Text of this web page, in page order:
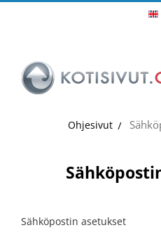
In
Ohjesivut
Sähköpostin asetukset